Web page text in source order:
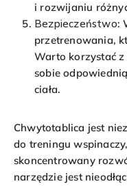
i rozwijaniu
Bezpieczeństwo:
przetrenowania,
Warto korzystać z
sobie
ciała.
Chwytotablica jest
do treningu
skoncentrowany
narzędzie jest